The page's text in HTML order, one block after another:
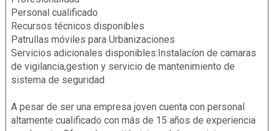
Personal cualificado
Recursos técnicos disponibles
Patrullas móviles para Urbanizaciones
Servicios adicionales disponibles:Instalacíon de camaras
de vigilancia,gestion y servicio de mantenimiento de
sistema de seguridad
A pesar de ser una empresa joven cuenta con personal
altamente cualificado con más de 15 años de experiencia